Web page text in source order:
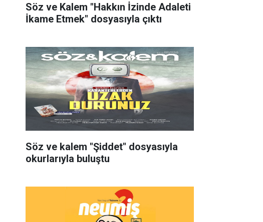
Söz ve Kalem "Hakkın İzinde Adaleti
İkame Etmek" dosyasıyla çıktı
Söz ve kalem "Şiddet" dosyasıyla
okurlarıyla buluştu